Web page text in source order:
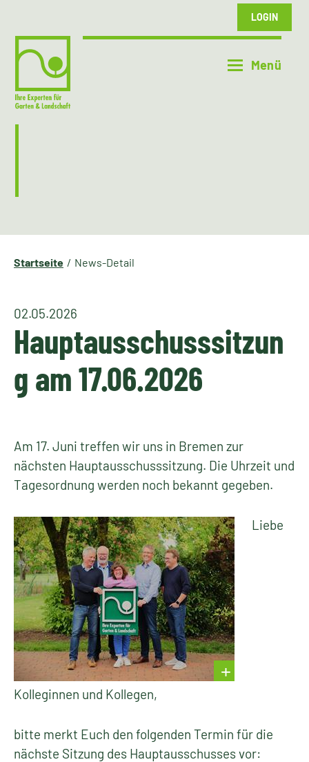
LOGIN
Startseite News-Detail
02.05.2026
Hauptausschusssitzun
g am 17.06.2026
Am 17. Juni treffen wir uns in Bremen zur
nächsten Hauptausschusssitzung. Die Uhrzeit und
Tagesordnung werden noch bekannt gegeben.
Liebe
Kolleginnen und Kollegen,
bitte merkt Euch den folgenden Termin für die
nächste Sitzung des Hauptausschusses vor: